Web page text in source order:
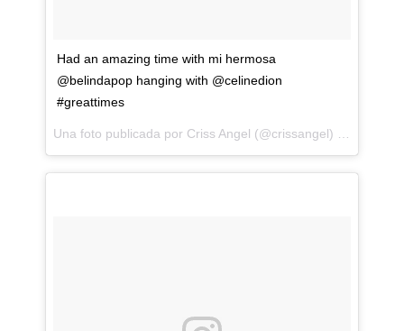
Had an amazing time with mi hermosa
@belindapop hanging with @celinedion
#greattimes